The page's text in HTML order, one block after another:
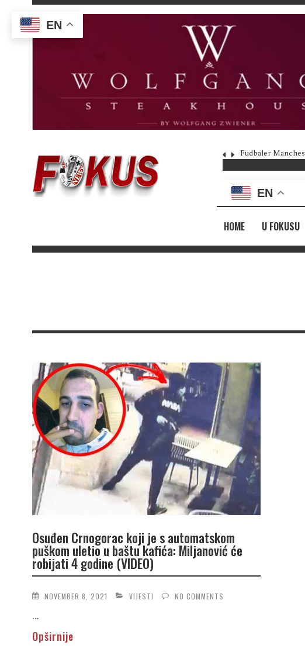
Fudbaler
EN
HOME U FOKUSU
Osuđen Crnogorac koji je s automatskom
puškom uletio u baštu kafića: Miljanović će
robijati 4 godine (VIDEO)
NOVEMBER 8, 2021 VIJESTI NO COMMENTS
...
Opširnije
EN